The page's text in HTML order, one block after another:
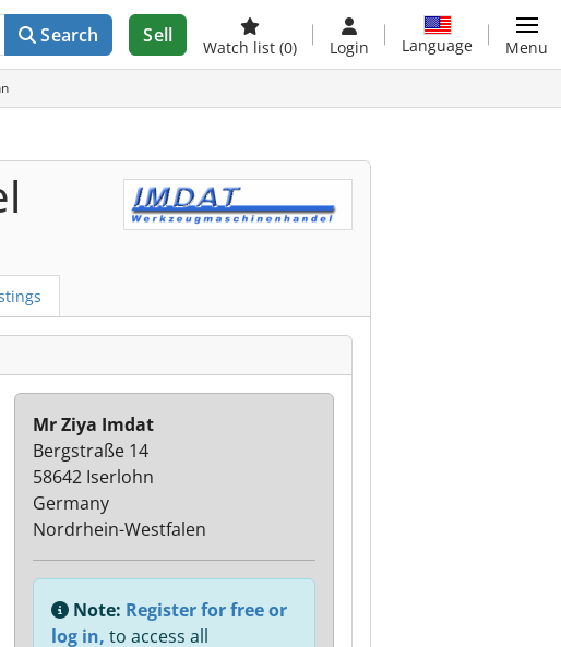
Search Sell
Watch list (0) Login Language Menu
Mr Ziya Imdat
Bergstraße 14
58642 Iserlohn
Germany
Nordrhein-Westfalen
Note: Register for free or
log in, to access all